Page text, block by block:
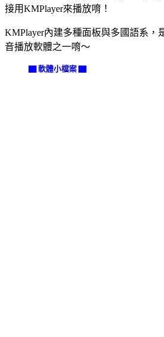
接用KMPlayer來播放唷！
KMPlayer內建多種面板與多國語系，
音播放軟體之一唷～
▇ 軟體小檔案 ▇